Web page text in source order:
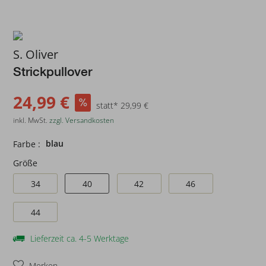
S. Oliver
Strickpullover
24,99 € statt* 29,99 €
inkl. MwSt.zzgl. Versandkosten
Farbe : blau
Größe
34
40 42 46
44
Lieferzeit ca. 4-5 Werktage